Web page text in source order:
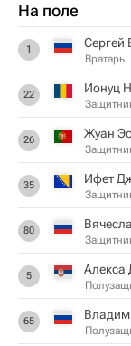
На поле
1 Сергей
Вратарь
22 Ионуц
26 Жуан
35 Ифет
80
5 Алекса
65